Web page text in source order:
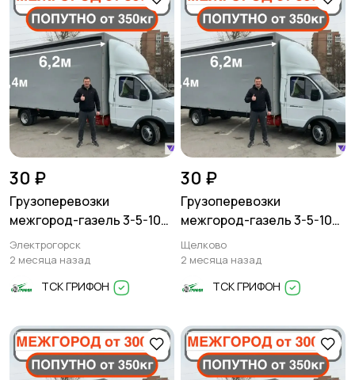
30 ₽
Грузоперевозки
межгород-газель 3-5-10
тонн
Электрогорск
2 месяца назад
ТСК ГРИФОН
30 ₽
Грузоперевозки
межгород-газель 3-5-10
тонн
Щелково
2 месяца назад
ТСК ГРИФОН